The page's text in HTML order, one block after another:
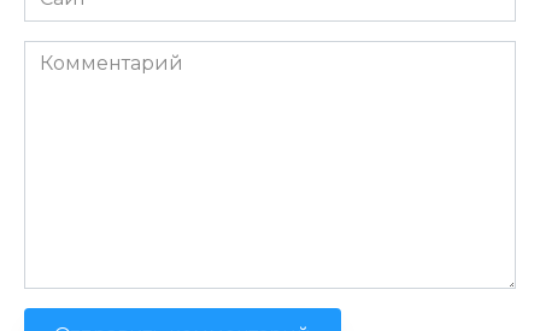
Комментарий